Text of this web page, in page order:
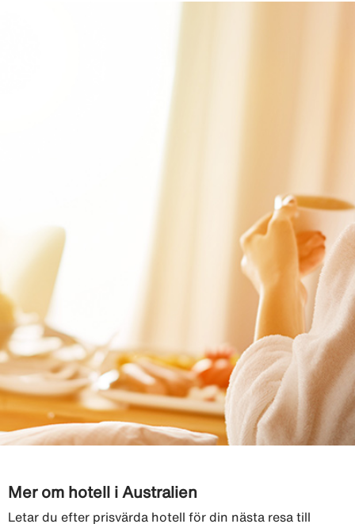
Mer om hotell i Australien
Letar du efter prisvärda hotell för din nästa resa till